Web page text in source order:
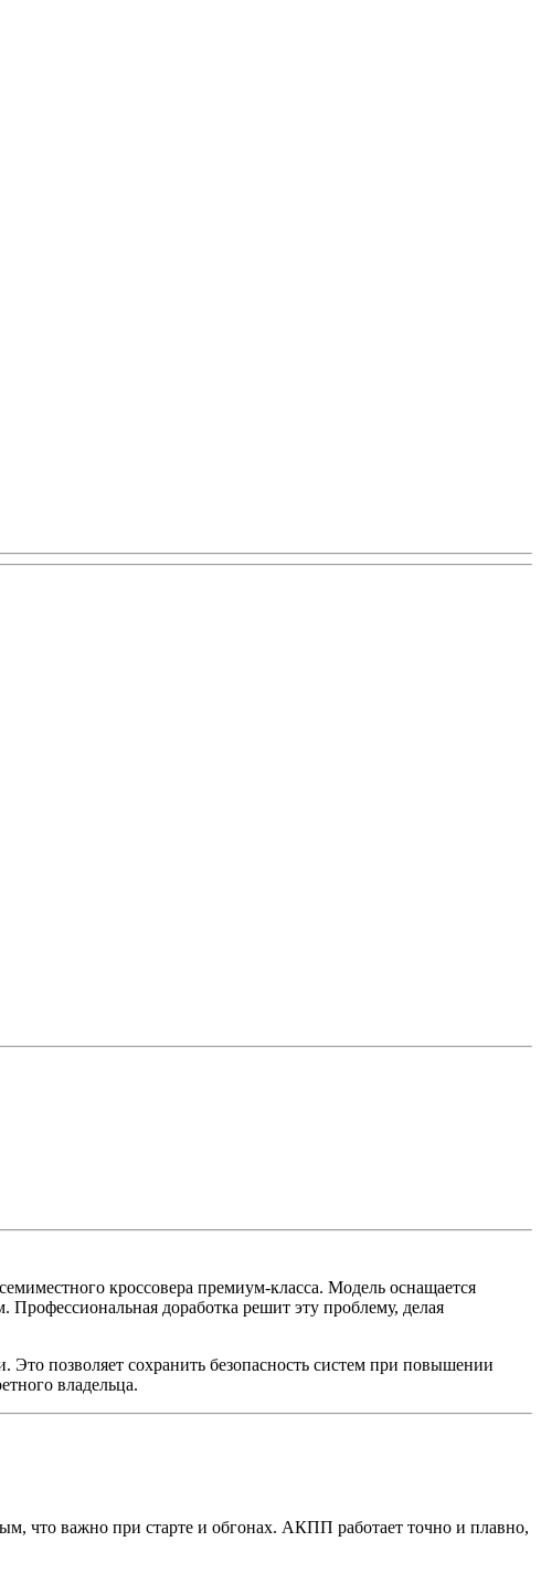
кроссовера премиум-класса. Модель оснащается
доработка решит эту проблему, делая
позволяет сохранить безопасность систем при повышении
владельца.
что важно при старте и обгонах. АКПП работает точно и плавно,